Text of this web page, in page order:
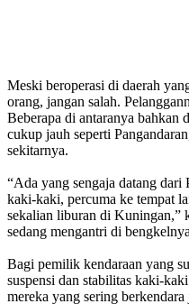
Meski beroperasi di daerah
orang, jangan salah.
Beberapa di antaranya bahkan
cukup jauh seperti
sekitarnya.
“Ada yang sengaja datang dari
kaki-kaki, percuma ke tempat
sekalian liburan di Kuningan,”
sedang mengantri di
Bagi pemilik kendaraan yang
suspensi dan stabilitas kaki-
mereka yang sering berkendara